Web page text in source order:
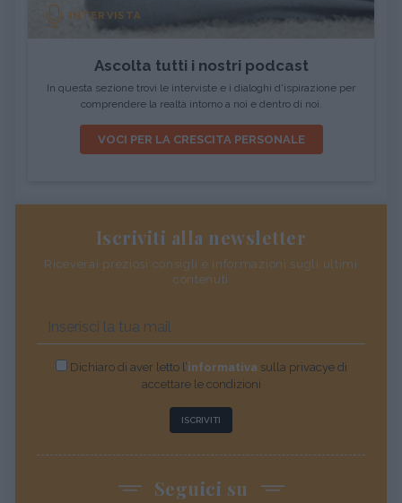
INTERVISTA
Ascolta tutti i nostri podcast
In questa sezione trovi le interviste e i dialoghi d'ispirazione per
comprendere la realtà intorno a noi e dentro di noi.
VOCI PER LA CRESCITA PERSONALE
Iscriviti alla newsletter
Riceverai preziosi consigli e informazioni sugli ultimi
contenuti
Dichiaro di aver letto l’informativasulla privacye di
accettare le condizioni
ISCRIVITI
Seguici su